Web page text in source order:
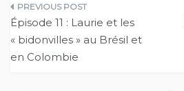
Navigation
de
l’article
Épisode 11 : Laurie et les
« bidonvilles » au Brésil et
en Colombie